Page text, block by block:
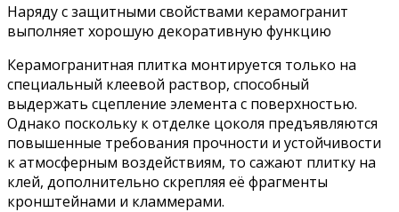
Наряду с защитными свойствами керамогранит
выполняет хорошую декоративную функцию
Керамогранитная плитка монтируется только на
специальный клеевой раствор, способный
выдержать сцепление элемента с поверхностью.
Однако поскольку к отделке цоколя предъявляются
повышенные требования прочности и устойчивости
к атмосферным воздействиям, то сажают плитку на
клей, дополнительно скрепляя её фрагменты
кронштейнами и кламмерами.